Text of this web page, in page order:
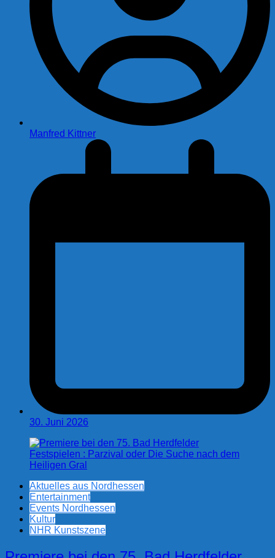
Manfred Kittner
30. Juni 2026
Aktuelles aus Nordhessen
Entertainment
Events Nordhessen
Kultur
NHR Kunstszene